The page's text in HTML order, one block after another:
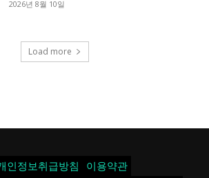
2026년 8월 10일
Load more
인정보취급방침
이용약관